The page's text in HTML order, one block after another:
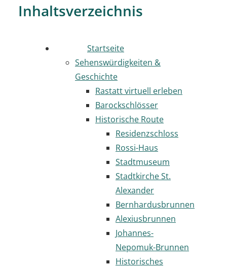
Inhaltsverzeichnis
Startseite
Sehenswürdigkeiten &
Geschichte
Rastatt virtuell erleben
Barockschlösser
Historische Route
Residenzschloss
Rossi-Haus
Stadtmuseum
Stadtkirche St.
Alexander
Bernhardusbrunnen
Alexiusbrunnen
Johannes-
Nepomuk-Brunnen
Historisches